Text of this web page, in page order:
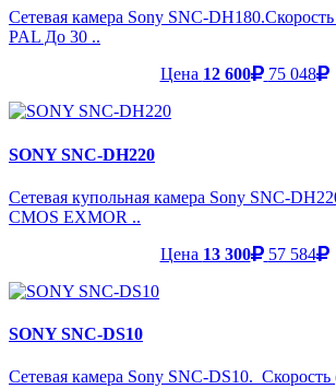
Сетевая камера Sony SNC-
PAL До 30 ..
Цена 12 600 75 048
SONY SNC-DH220
Сетевая купольная камера Sony SNC-
CMOS EXMOR ..
Цена 13 300 57 584
SONY SNC-DS10
Сетевая камера Sony SNC-DS10. Скорость